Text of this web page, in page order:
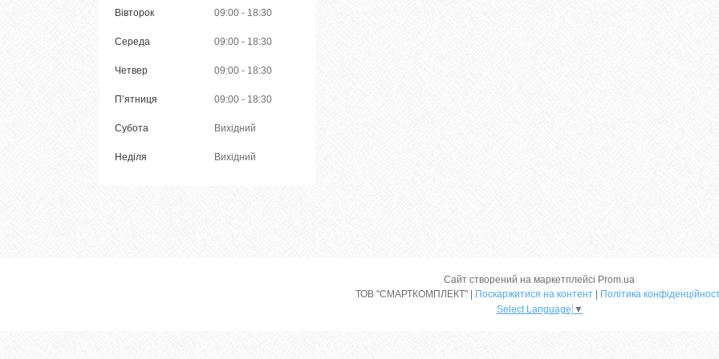
Вівторок 09:00 18:30
Середа 09:00 18:30
Четвер 09:00 18:30
Пʼятниця 09:00 18:30
Субота Вихідний
Неділя Вихідний
Сайт створений на маркетплейсі Prom.ua
ТОВ "СМАРТКОМПЛЕКТ" | Поскаржитися на контент | Політика
Select Language ▼